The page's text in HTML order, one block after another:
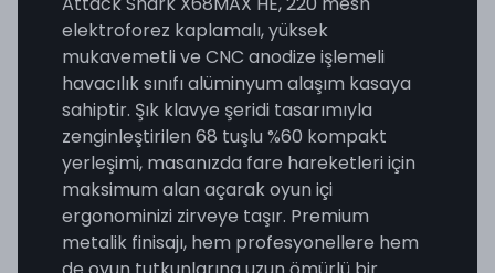
elektroforez kaplamalı, yüksek
mukavemetli ve CNC anodize işlemeli
havacılık sınıfı alüminyum alaşım kasaya
sahiptir. Şık klavye şeridi tasarımıyla
zenginleştirilen 68 tuşlu %60 kompakt
yerleşimi, masanızda fare hareketleri için
maksimum alan açarak oyun içi
ergonominizi zirveye taşır. Premium
metalik finisajı, hem profesyonellere hem